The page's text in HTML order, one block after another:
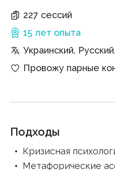
227 сессий
15 лет опыта
Украинский,
Провожу парные
Подходы
Кризисная
Метафорические